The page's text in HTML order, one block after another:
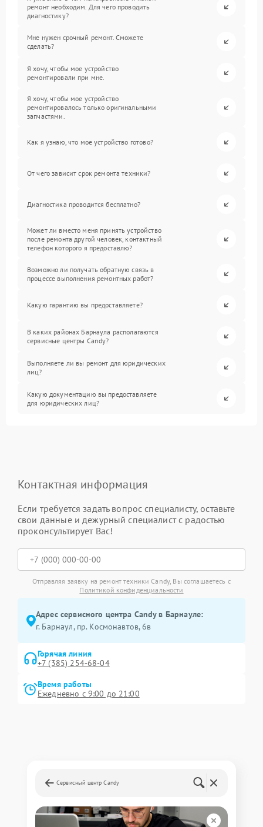
ремонт необходим. Для чего проводить
диагностику?
Мне нужен срочный ремонт. Сможете
сделать?
Я хочу, чтобы мое устройство
ремонтировали при мне.
Я хочу, чтобы мое устройство
ремонтировалось только оригинальными
запчастями.
Как я узнаю, что мое устройство готово?
От чего зависит срок ремонта техники?
Диагностика проводится бесплатно?
Может ли вместо меня принять устройство
после ремонта другой человек, контактный
телефон которого я предоставлю?
Возможно ли получать обратную связь в
процессе выполнения ремонтных работ?
Какую гарантию вы предоставляете?
В каких районах Барнаула располагаются
сервисные центры Candy?
Выполняете ли вы ремонт для юридических
лиц?
Какую документацию вы предоставляете
для юридических лиц?
Контактная информация
Если требуется задать вопрос специалисту, оставьте
свои данные и дежурный специалист с радостью
проконсультирует Вас!
Отправляя заявку на ремонт техники Candy, Вы соглашаетесь с
Политикой конфиденциальности
Адрес сервисного центра Candy в Барнауле:
г. Барнаул, ​пр. Космонавтов, 6в
Горячая линия
+7 (385) 254-68-04
Время работы
Ежедневно с 9:00 до 21:00
Сервисный центр Candy